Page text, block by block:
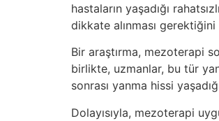
hastaların yaşadığı
dikkate alınması
Bir araştırma, mezoterapi
birlikte, uzmanlar, bu tür
sonrası yanma hissi
Dolayısıyla, mezoterapi